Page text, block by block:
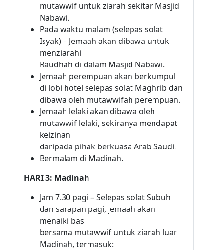
mutawwif untuk ziarah sekitar Masjid
Nabawi.
Pada waktu malam (selepas solat
Isyak) – Jemaah akan dibawa untuk
menziarahi
Raudhah di dalam Masjid Nabawi.
Jemaah perempuan akan berkumpul
di lobi hotel selepas solat Maghrib dan
dibawa oleh mutawwifah perempuan.
Jemaah lelaki akan dibawa oleh
mutawwif lelaki, sekiranya mendapat
keizinan
daripada pihak berkuasa Arab Saudi.
Bermalam di Madinah.
HARI 3: Madinah
Jam 7.30 pagi – Selepas solat Subuh
dan sarapan pagi, jemaah akan
menaiki bas
bersama mutawwif untuk ziarah luar
Madinah, termasuk: